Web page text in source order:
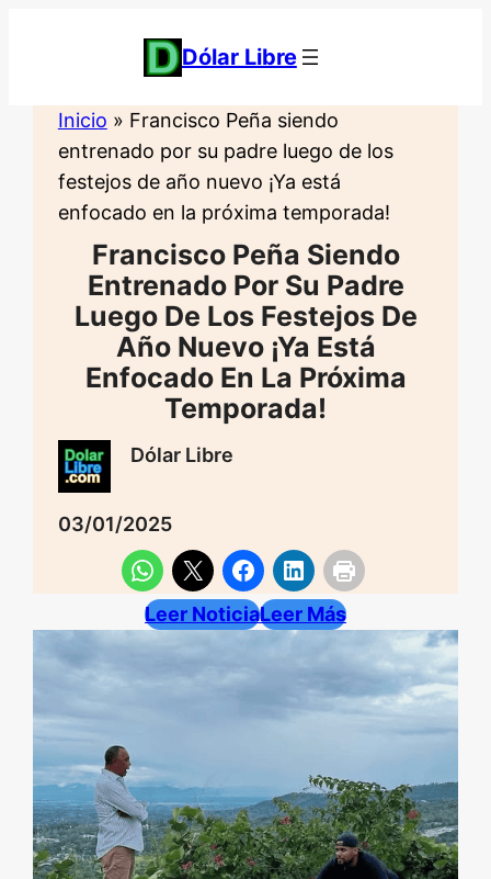
Dólar Libre
Inicio » Francisco Peña siendo
entrenado por su padre luego de los
festejos de año nuevo ¡Ya está
enfocado en la próxima temporada!
Francisco Peña Siendo
Entrenado Por Su Padre
Luego De Los Festejos De
Año Nuevo ¡Ya Está
Enfocado En La Próxima
Temporada!
Dólar Libre
03/01/2025
Leer NoticiaLeer Más